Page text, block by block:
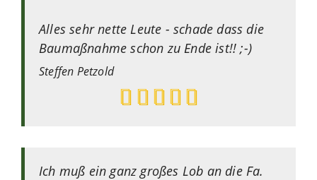
Alles sehr nette Leute - schade dass die
Baumaßnahme schon zu Ende ist!! ;-)
Steffen Petzold
Ich muß ein ganz großes Lob an die Fa.